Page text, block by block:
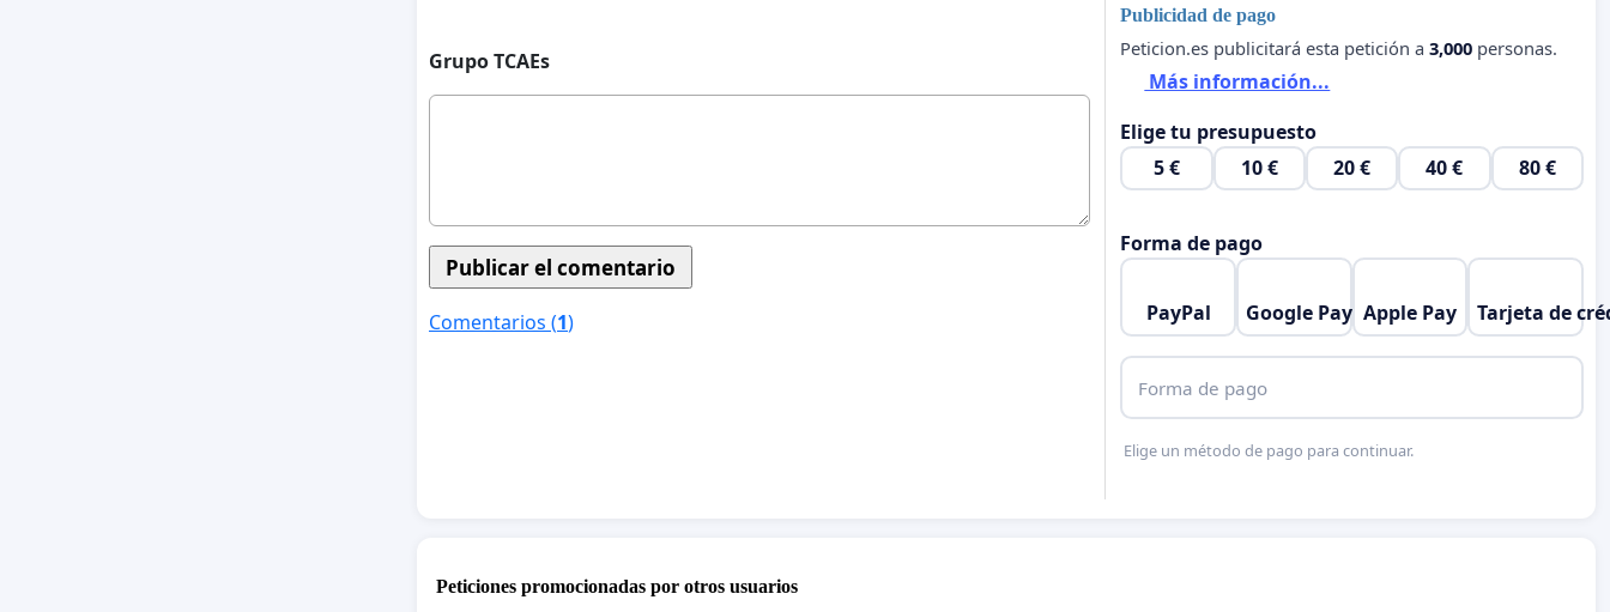
Grupo TCAEs
Comentarios (1)
Publicidad de pago
Peticion.es publicitará esta petición a3,000 personas.
Más información...
Elige tu presupuesto
5 €
10 € 20 € 40 € 80 €
Forma de pago
PayPal Google Pay Apple Pay Tarjeta de
Forma de pago
Elige un método de pago para continuar.
Peticiones promocionadas por otros usuarios